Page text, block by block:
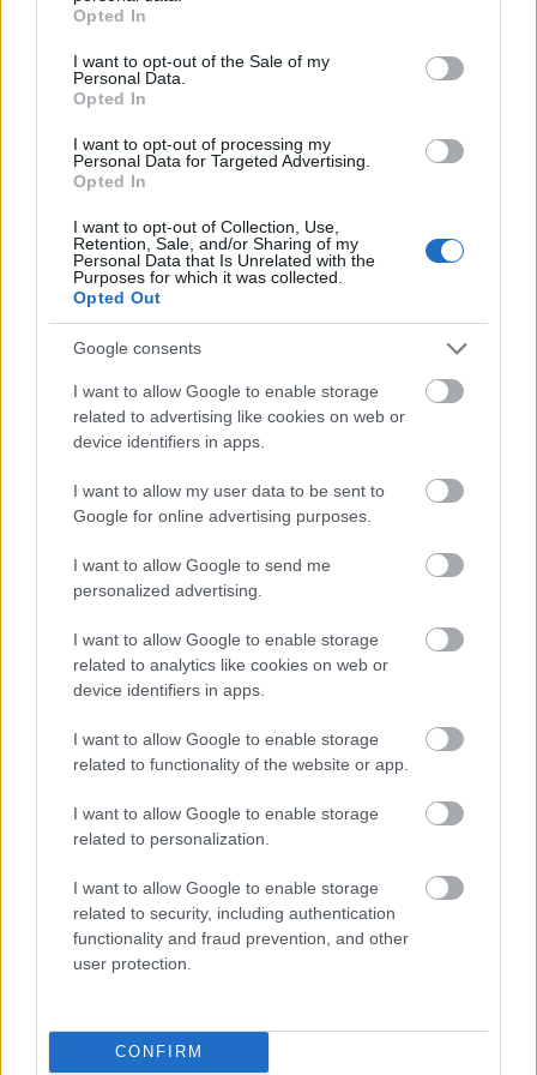
use your data for below specified purposes in below Google
consent section.
Opted In
I want to opt-out of the Sale of my
Personal Data.
Opted In
I want to opt-out of processing my
Personal Data for Targeted Advertising.
Opted In
I want to opt-out of Collection, Use,
Retention, Sale, and/or Sharing of my
Personal Data that Is Unrelated with the
Purposes for which it was collected.
Opted Out
Google consents
I want to allow Google to enable storage
related to advertising like cookies on web or
device identifiers in apps.
I want to allow my user data to be sent to
Google for online advertising purposes.
I want to allow Google to send me
personalized advertising.
I want to allow Google to enable storage
related to analytics like cookies on web or
device identifiers in apps.
I want to allow Google to enable storage
related to functionality of the website or app.
I want to allow Google to enable storage
related to personalization.
I want to allow Google to enable storage
related to security, including authentication
functionality and fraud prevention, and other
user protection.
CONFIRM
érdekében?
1. Kereteket a valódi demokráciához! Részvételi
egyeztetést, szociális párbeszédet, és a demokrácia
kis köreit!
2. Az állam szerepéről. Felelős államot,
szembenállás helyett együttműködést, állampolgári
beleszólást, az állam polgárainak tiszteletben
tartását!
3. Alapvető emberi és szociális jogaink biztosítását!
és legyen valóban szabad a véleménynyilvánítás, a
vallásgyakorlás és a kulturális sokszínűség
minimális jövedelem és a lakhatás biztonságát,
értelmes munkalehetőségeket! A szerzett társadalmi
és munkavállalói jogaink alkotmányos védelmét!
Progresszív közteherviselést!
4. Kerüljön a helyére a gazdaság! A gazdaság eszköz,
nem cél! A társadalom érdekei felette állnak a
gazdaságénak, és ez nem lehet másként! Szociális és
szolidáris gazdaságot, felelős társadalmi
vállalkozásokat!
5. Fenntartható működést, a környezeti értékek
megbecsülését! Fenntartható világot akarunk! Helyi
termelés, helyi gazdálkodás, helyi piac, minél
teljesebb önellátás elterjesztését! Változásokra van
szükség a vízgazdálkodás, energiahasználat és a
Bővebben:http://vilagforradalom.wordpress.com/